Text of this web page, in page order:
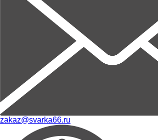
zakaz@svarka66.ru